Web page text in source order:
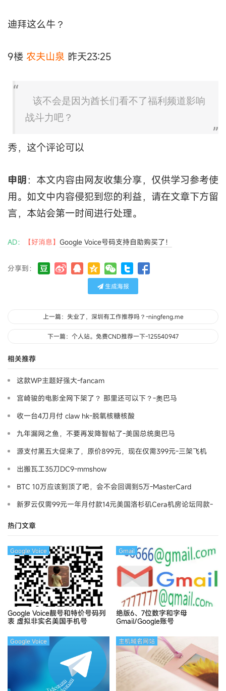
迪拜这么牛？
9楼 农夫山泉 昨天23:25
该不会是因为酋长们看不了福利频道影响
战斗力吧？
秀，这个评论可以
申明：本文内容由网友收集分享，仅供学习参考使
用。如文中内容侵犯到您的利益，请在文章下方留
言，本站会第一时间进行处理。
AD： 【好消息】 Google Voice号码支持自助购买了！
分享到：
生成海报
上一篇：失业了，深圳有工作推荐吗？-ningfeng.me
下一篇：个人站。免费CND推荐一下-125540947
相关推荐
这款WP主题好强大-fancam
宫崎骏的电影全网下架了？ 那里还可以下？-奧巴马
收一台4刀月付 claw hk-脱氧核糖核酸
九年漏网之鱼，不要再发降智帖了-美国总统奥巴马
源支付黑五大促来了，原价899元，现在仅需399元-三架飞机
出搬瓦工35刀DC9-mmshow
BTC 10万应该到顶了吧，会不会回调到5万-MasterCard
新罗云仅需99元一年月付款14元美国洛杉矶Cera机房论坛同款-
热门文章
Google Voice靓号和特价号码列
表 虚拟非实名美国手机号
Google Voice
绝版6、7位数字和字母
Gmail/Google账号
Gmail
Google Voice 主机域名网站